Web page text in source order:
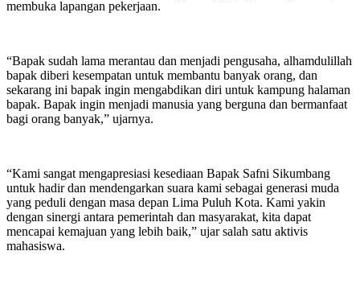
membuka lapangan pekerjaan.
“Bapak sudah lama merantau dan menjadi pengusaha, alhamdulillah
bapak diberi kesempatan untuk membantu banyak orang, dan
sekarang ini bapak ingin mengabdikan diri untuk kampung halaman
bapak. Bapak ingin menjadi manusia yang berguna dan bermanfaat
bagi orang banyak,” ujarnya.
“Kami sangat mengapresiasi kesediaan Bapak Safni Sikumbang
untuk hadir dan mendengarkan suara kami sebagai generasi muda
yang peduli dengan masa depan Lima Puluh Kota. Kami yakin
dengan sinergi antara pemerintah dan masyarakat, kita dapat
mencapai kemajuan yang lebih baik,” ujar salah satu aktivis
mahasiswa.